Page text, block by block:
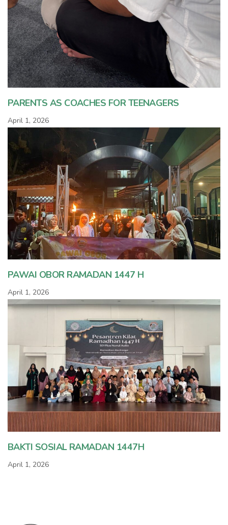
PARENTS AS COACHES FOR TEENAGERS
April 1, 2026
PAWAI OBOR RAMADAN 1447 H
April 1, 2026
BAKTI SOSIAL RAMADAN 1447H
April 1, 2026